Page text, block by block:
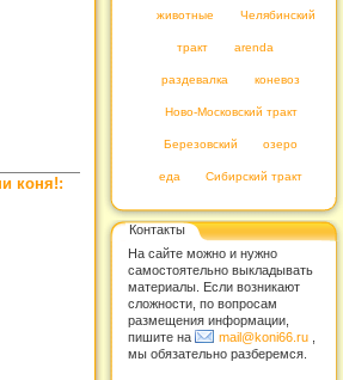
коня!:
животные Челябинский
тракт arenda
раздевалка коневоз
Ново-Московский тракт
Березовский озеро
еда Сибирский тракт
Контакты
На сайте можно и нужно
самостоятельно выкладывать
материалы. Если возникают
сложности, по вопросам
размещения информации,
пишите на
mail@koni66.ru
мы обязательно разберемся.